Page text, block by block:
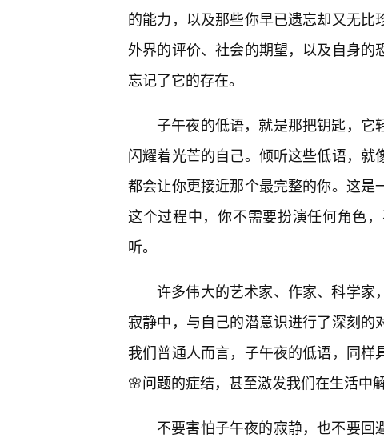
的能力，以及那些你早已遗忘却又无
外界的评价、社会的期望，以及自身
忘记了它的存在。
子午夜的低语，就是那把钥匙，
闪耀着光芒的自己。倾听这些低语，就
都会让你更接近那个最完整的你。这
这个过程中，你不需要扮演任何角色
听。
许多伟大的艺术家、作家、科学家
寂静中，与自己的潜意识进行了深刻
我们普通人而言，子午夜的低语，同
🌸问题的症结，甚至激发我们在生活中
不要害怕子午夜的寂静，也不要